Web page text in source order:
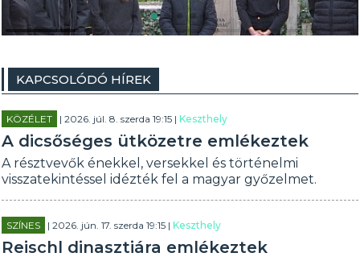
KAPCSOLÓDÓ HÍREK
KÖZÉLET | 2026. júl. 8. szerda 19:15 |Keszthely
A dicsőséges ütközetre emlékeztek
A résztvevők énekkel, versekkel és történelmi
visszatekintéssel idézték fel a magyar győzelmet.
SZÍNES | 2026. jún. 17. szerda 19:15 |Keszthely
Reischl dinasztiára emlékeztek